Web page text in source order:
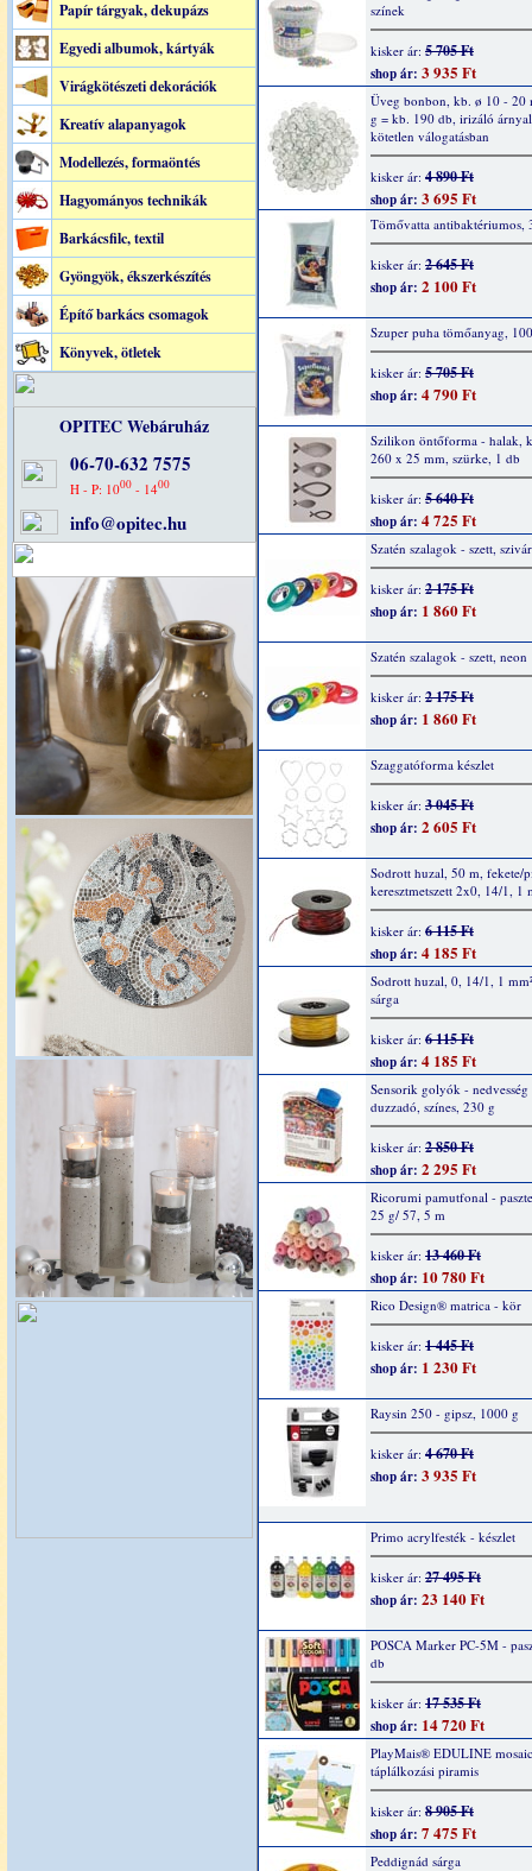
Papír tárgyak, dekupázs
Egyedi albumok, kártyák
Virágkötészeti dekorációk
Kreatív alapanyagok
Modellezés, formaöntés
Hagyományos technikák
Barkácsfilc, textil
Gyöngyök, ékszerkészítés
Építő barkács csomagok
Könyvek, ötletek
OPITEC Webáruház
06-70-632 7575
H - P: 1000- 1400
info@opitec.hu
színek
kisker ár: 5 705 Ft
shop ár: 3 935 Ft
Üveg bonbon, kb. ø 10 - 20
g = kb. 190 db, irizáló
kötetlen válogatásban
kisker ár: 4 890 Ft
shop ár: 3 695 Ft
Tömővatta antibaktériumos,
kisker ár: 2 645 Ft
shop ár: 2 100 Ft
Szuper puha tömőanyag,
kisker ár: 5 705 Ft
shop ár: 4 790 Ft
Szilikon öntőforma - halak,
260 x 25 mm, szürke, 1 db
kisker ár: 5 640 Ft
shop ár: 4 725 Ft
Szatén szalagok - szett,
kisker ár: 2 175 Ft
shop ár: 1 860 Ft
Szatén szalagok - szett, neon
kisker ár: 2 175 Ft
shop ár: 1 860 Ft
Szaggatóforma készlet
kisker ár: 3 045 Ft
shop ár: 2 605 Ft
Sodrott huzal, 50 m, fekete/
keresztmetszett 2x0, 14/1, 1
kisker ár: 6 115 Ft
shop ár: 4 185 Ft
Sodrott huzal, 0, 14/1, 1
sárga
kisker ár: 6 115 Ft
shop ár: 4 185 Ft
Sensorik golyók - nedvesség
duzzadó, színes, 230 g
kisker ár: 2 850 Ft
shop ár: 2 295 Ft
Ricorumi pamutfonal -
25 g/ 57, 5 m
kisker ár: 13 460 Ft
shop ár: 10 780 Ft
Rico Design® matrica - kör
kisker ár: 1 445 Ft
shop ár: 1 230 Ft
Raysin 250 - gipsz, 1000 g
kisker ár: 4 670 Ft
shop ár: 3 935 Ft
Primo acrylfesték - készlet
kisker ár: 27 495 Ft
shop ár: 23 140 Ft
POSCA Marker PC-5M -
db
kisker ár: 17 535 Ft
shop ár: 14 720 Ft
PlayMais® EDULINE
táplálkozási piramis
kisker ár: 8 905 Ft
shop ár: 7 475 Ft
Peddignád sárga